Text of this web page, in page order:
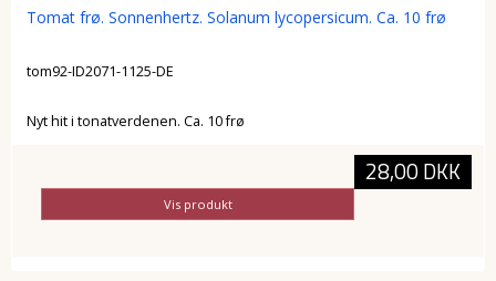
Tomat frø. Sonnenhertz. Solanum lycopersicum. Ca. 10 frø
tom92-ID2071-1125-DE
Nyt hit i tonatverdenen. Ca. 10 frø
28,00 DKK
Vis produkt